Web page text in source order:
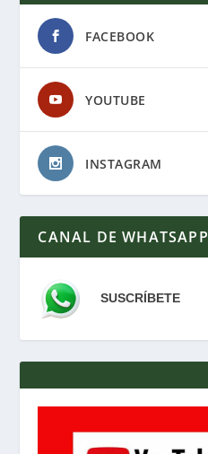
FACEBOOK
YOUTUBE
INSTAGRAM
CANAL DE WHATSAPP
SUSCRÍBETE